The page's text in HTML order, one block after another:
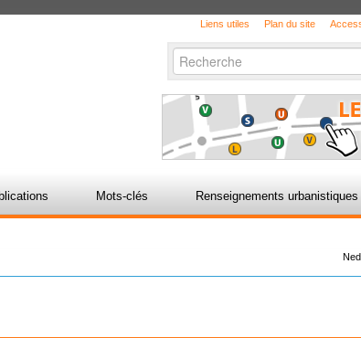
Liens utiles Plan du site
Chercher par
avancée…
Mots-clés Renseignements urbanistiques